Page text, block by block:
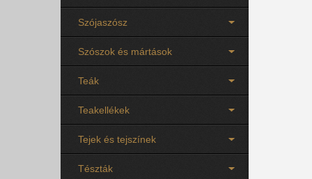
Szójaszósz
Szószok és mártások
Teák
Teakellékek
Tejek és tejszínek
Tészták